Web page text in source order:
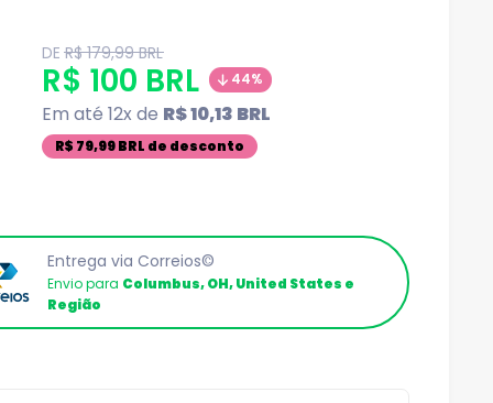
DEproduct.general.regular_price
R$ 179,99 BRL
product.general.sale_price
R$ 100 BRL 44%
Em até 12x de R$ 10,13 BRL
R$ 79,99 BRL de desconto
Entrega via Correios©
Envio para Columbus, OH, United States e
Região